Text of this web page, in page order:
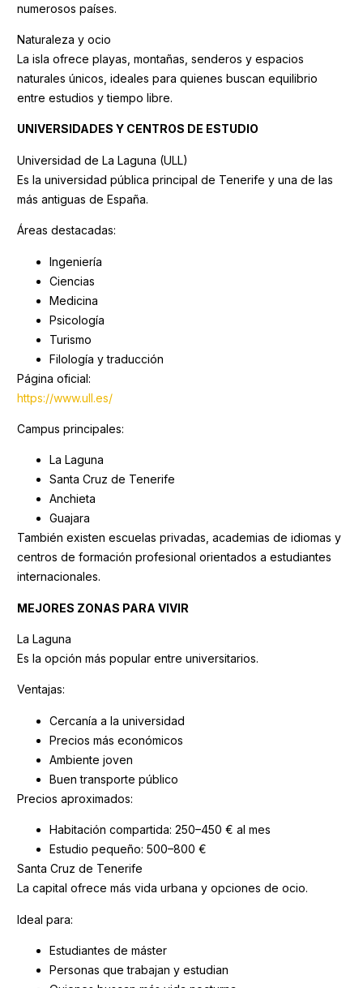
numerosos países.
Naturaleza y ocio
La isla ofrece playas, montañas, senderos y espacios
naturales únicos, ideales para quienes buscan equilibrio
entre estudios y tiempo libre.
UNIVERSIDADES Y CENTROS DE ESTUDIO
Universidad de La Laguna (ULL)
Es la universidad pública principal de Tenerife y una de las
más antiguas de España.
Áreas destacadas:
Ingeniería
Ciencias
Medicina
Psicología
Turismo
Filología y traducción
Página oficial:
https://www.ull.es/
Campus principales:
La Laguna
Santa Cruz de Tenerife
Anchieta
Guajara
También existen escuelas privadas, academias de idiomas y
centros de formación profesional orientados a estudiantes
internacionales.
MEJORES ZONAS PARA VIVIR
La Laguna
Es la opción más popular entre universitarios.
Ventajas:
Cercanía a la universidad
Precios más económicos
Ambiente joven
Buen transporte público
Precios aproximados:
Habitación compartida: 250–450 € al mes
Estudio pequeño: 500–800 €
Santa Cruz de Tenerife
La capital ofrece más vida urbana y opciones de ocio.
Ideal para:
Estudiantes de máster
Personas que trabajan y estudian